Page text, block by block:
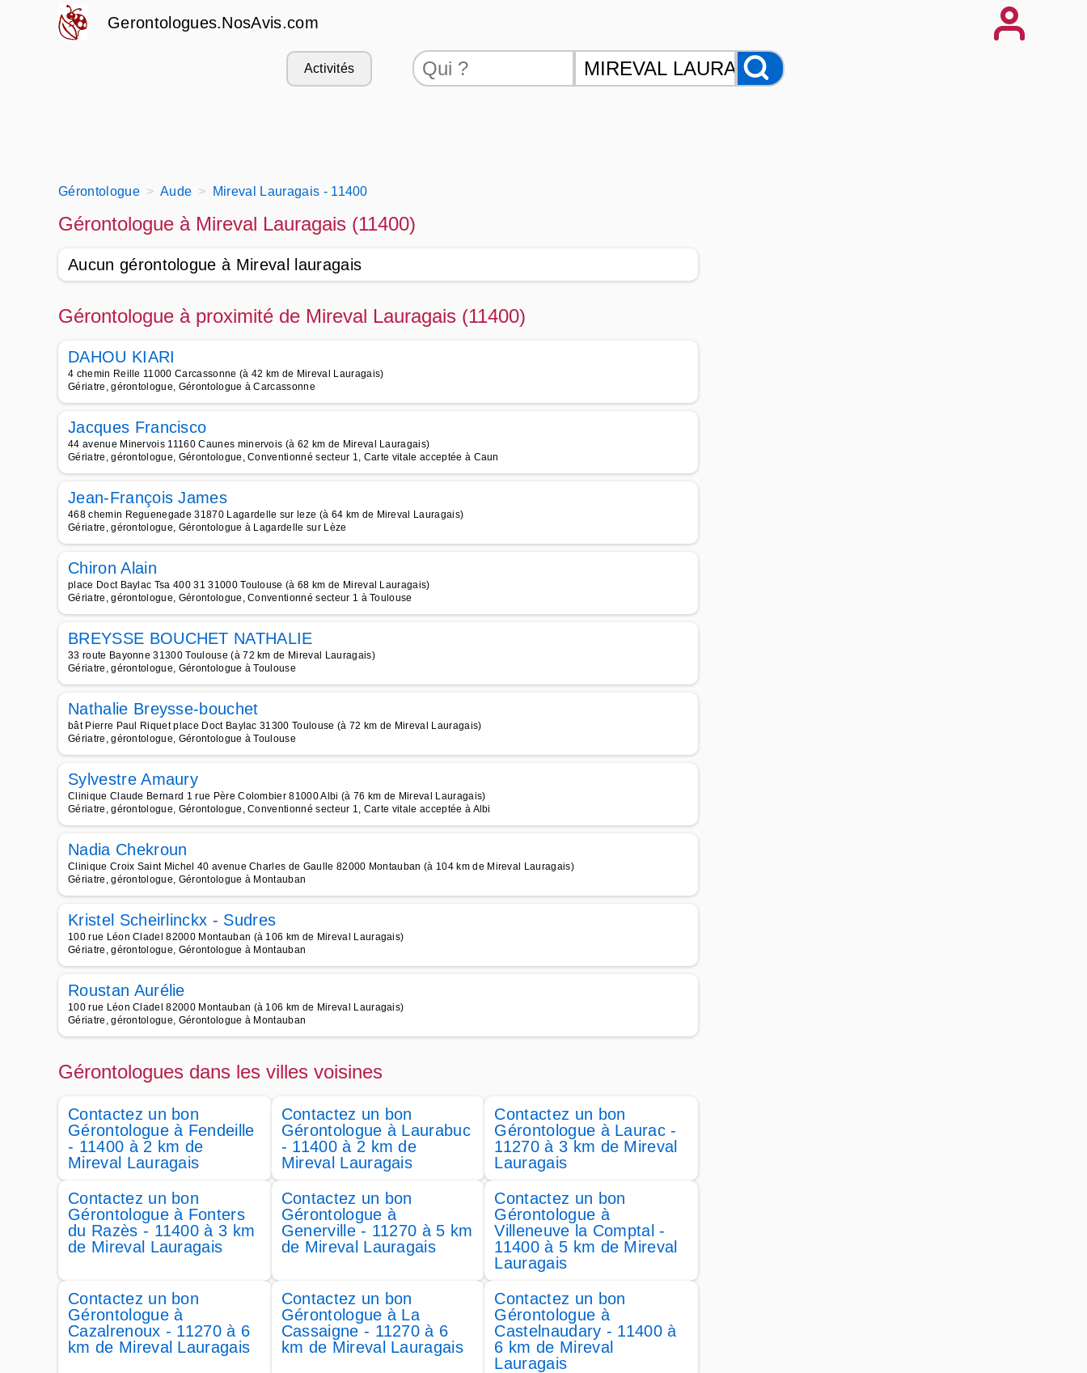
Gerontologues.NosAvis.com
Activités
Gérontologue Aude Mireval Lauragais - 11400
Gérontologue à Mireval Lauragais (11400)
Aucun gérontologue à Mireval lauragais
Gérontologue à proximité de Mireval Lauragais (11400)
DAHOU KIARI
4 chemin Reille 11000 Carcassonne (à 42 km de Mireval Lauragais)
Gériatre, gérontologue, Gérontologue à Carcassonne
Jacques Francisco
44 avenue Minervois 11160 Caunes minervois (à 62 km de Mireval Lauragais)
Gériatre, gérontologue, Gérontologue, Conventionné secteur 1, Carte vitale acceptée à Caun
Jean-François James
468 chemin Reguenegade 31870 Lagardelle sur leze (à 64 km de Mireval Lauragais)
Gériatre, gérontologue, Gérontologue à Lagardelle sur Lèze
Chiron Alain
place Doct Baylac Tsa 400 31 31000 Toulouse (à 68 km de Mireval Lauragais)
Gériatre, gérontologue, Gérontologue, Conventionné secteur 1 à Toulouse
BREYSSE BOUCHET NATHALIE
33 route Bayonne 31300 Toulouse (à 72 km de Mireval Lauragais)
Gériatre, gérontologue, Gérontologue à Toulouse
Nathalie Breysse-bouchet
bât Pierre Paul Riquet place Doct Baylac 31300 Toulouse (à 72 km de Mireval Lauragais)
Gériatre, gérontologue, Gérontologue à Toulouse
Sylvestre Amaury
Clinique Claude Bernard 1 rue Père Colombier 81000 Albi (à 76 km de Mireval Lauragais)
Gériatre, gérontologue, Gérontologue, Conventionné secteur 1, Carte vitale acceptée à Albi
Nadia Chekroun
Clinique Croix Saint Michel 40 avenue Charles de Gaulle 82000 Montauban (à 104 km de Mireval Lauragais)
Gériatre, gérontologue, Gérontologue à Montauban
Kristel Scheirlinckx - Sudres
100 rue Léon Cladel 82000 Montauban (à 106 km de Mireval Lauragais)
Gériatre, gérontologue, Gérontologue à Montauban
Roustan Aurélie
100 rue Léon Cladel 82000 Montauban (à 106 km de Mireval Lauragais)
Gériatre, gérontologue, Gérontologue à Montauban
Gérontologues dans les villes voisines
Contactez un bon
Gérontologue à Fendeille
- 11400 à 2 km de
Mireval Lauragais
Contactez un bon
Gérontologue à Laurabuc
- 11400 à 2 km de
Mireval Lauragais
Contactez un bon
Gérontologue à Laurac -
11270 à 3 km de Mireval
Lauragais
Contactez un bon
Gérontologue à Fonters
du Razès - 11400 à 3 km
de Mireval Lauragais
Contactez un bon
Gérontologue à
Generville - 11270 à 5 km
de Mireval Lauragais
Contactez un bon
Gérontologue à
Villeneuve la Comptal -
11400 à 5 km de Mireval
Lauragais
Contactez un bon
Gérontologue à
Cazalrenoux - 11270 à 6
km de Mireval Lauragais
Contactez un bon
Gérontologue à La
Cassaigne - 11270 à 6
km de Mireval Lauragais
Contactez un bon
Gérontologue à
Castelnaudary - 11400 à
6 km de Mireval
Lauragais